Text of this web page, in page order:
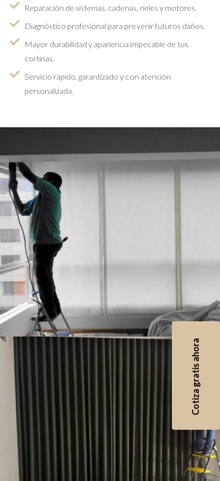
Reparación de sistemas, cadenas, rieles y motores.
Diagnóstico profesional para prevenir futuros daños.
Mayor durabilidad y apariencia impecable de tus
cortinas.
Servicio rápido, garantizado y con atención
personalizada.
Cotiza gratis ahora